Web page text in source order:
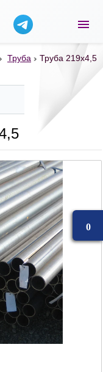
со склада в
Труба Труба 219х4,5
0